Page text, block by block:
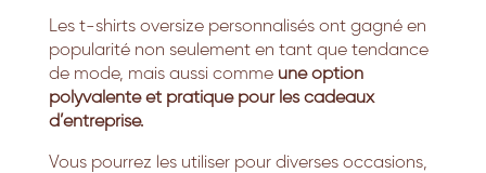
Les t-shirts oversize personnalisés ont gagné en
popularité non seulement en tant que tendance
de mode, mais aussi comme une option
polyvalente et pratique pour les cadeaux
d’entreprise.
Vous pourrez les utiliser pour diverses occasions,